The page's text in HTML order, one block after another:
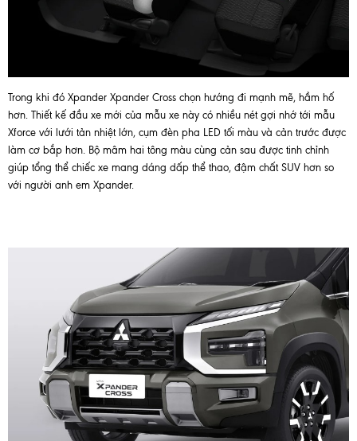
Trong khi đó Xpander Xpander Cross chọn hướng đi mạnh mẽ, hầm hố
hơn. Thiết kế đầu xe mới của mẫu xe này có nhiều nét gợi nhớ tới mẫu
Xforce với lưới tản nhiệt lớn, cụm đèn pha LED tối màu và cản trước được
làm cơ bắp hơn. Bộ mâm hai tông màu cùng cản sau được tinh chỉnh
giúp tổng thể chiếc xe mang dáng dấp thể thao, đậm chất SUV hơn so
với người anh em Xpander.